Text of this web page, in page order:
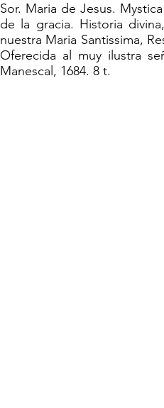
Sor. Maria de Jesus.
de la gracia. Historia
nuestra Maria Santissima,
Oferecida al muy ilustra
Manescal, 1684. 8 t.